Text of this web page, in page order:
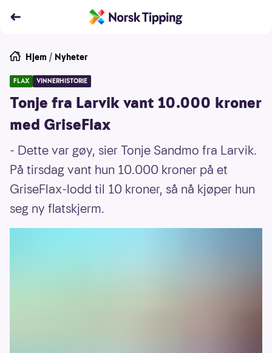
Hjem / Nyheter
FLAX VINNERHISTORIE
Tonje fra Larvik vant 10.000 kroner
med GriseFlax
- Dette var gøy, sier Tonje Sandmo fra Larvik.
På tirsdag vant hun 10.000 kroner på et
GriseFlax-lodd til 10 kroner, så nå kjøper hun
seg ny flatskjerm.